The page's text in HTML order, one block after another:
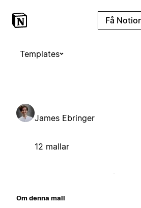
Få
Templates
James Ebringer
12 mallar
Om denna mall